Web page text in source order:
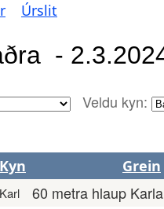
Úrslit
Veldu kyn:
Kyn Grein
Karl 60 metra hlaup Karla